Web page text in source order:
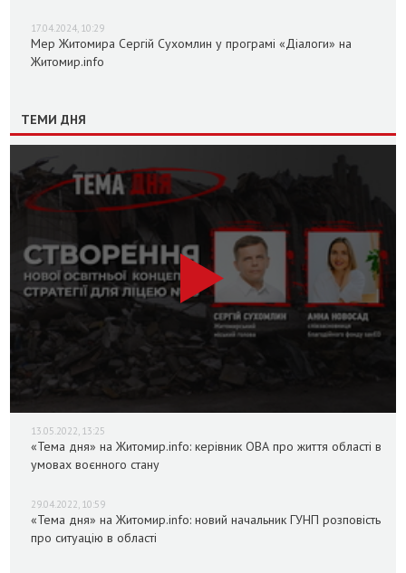
17.04.2024, 10:29
Мер Житомира Сергій Сухомлин у програмі «Діалоги» на
Житомир.info
ТЕМИ ДНЯ
13.05.2022, 13:25
«Тема дня» на Житомир.info: керівник ОВА про життя області в
умовах воєнного стану
29.04.2022, 10:59
«Тема дня» на Житомир.info: новий начальник ГУНП розповість
про ситуацію в області